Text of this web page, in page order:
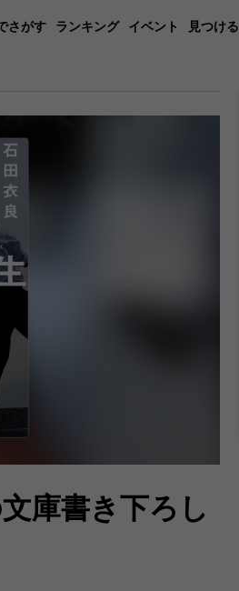
さがす ランキング イベント 見つける
庫書き下ろし